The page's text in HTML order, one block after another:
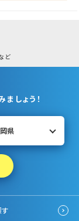
ど
しょう！